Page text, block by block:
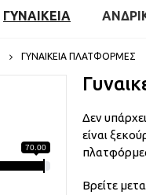
ΓΥΝΑΙΚΕΙΑ
ΓΥΝΑΙΚΕΊΑ ΠΛΑΤΦΌΡΜΕΣ
Δεν
είναι
Βρείτε
70.00